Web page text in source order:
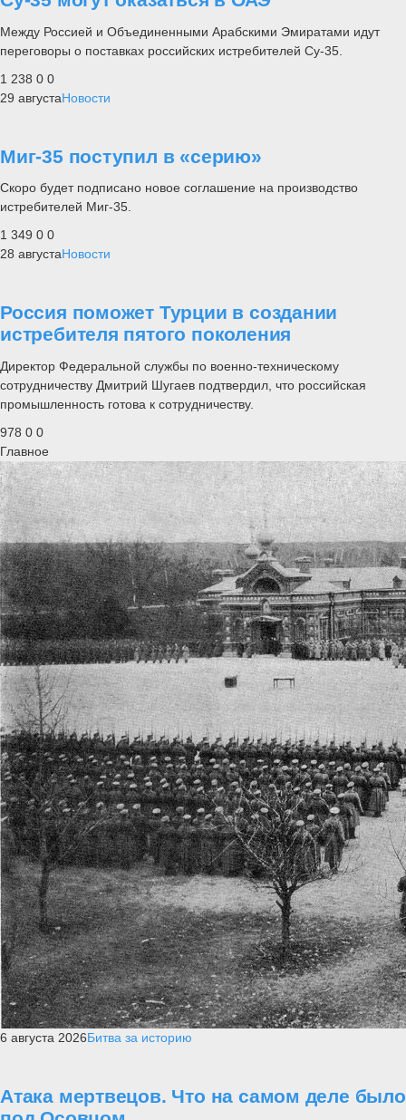
Между Россией и Объединенными Арабскими Эмиратами идут
переговоры о поставках российских истребителей Су-35.
1 238 0 0
29 августаНовости
Миг-35 поступил в «серию»
Скоро будет подписано новое соглашение на производство
истребителей Миг-35.
1 349 0 0
28 августаНовости
Россия поможет Турции в создании
истребителя пятого поколения
Директор Федеральной службы по военно-техническому
сотрудничеству Дмитрий Шугаев подтвердил, что российская
промышленность готова к сотрудничеству.
978 0 0
Главное
6 августа 2026Битва за историю
Атака мертвецов. Что на самом деле было